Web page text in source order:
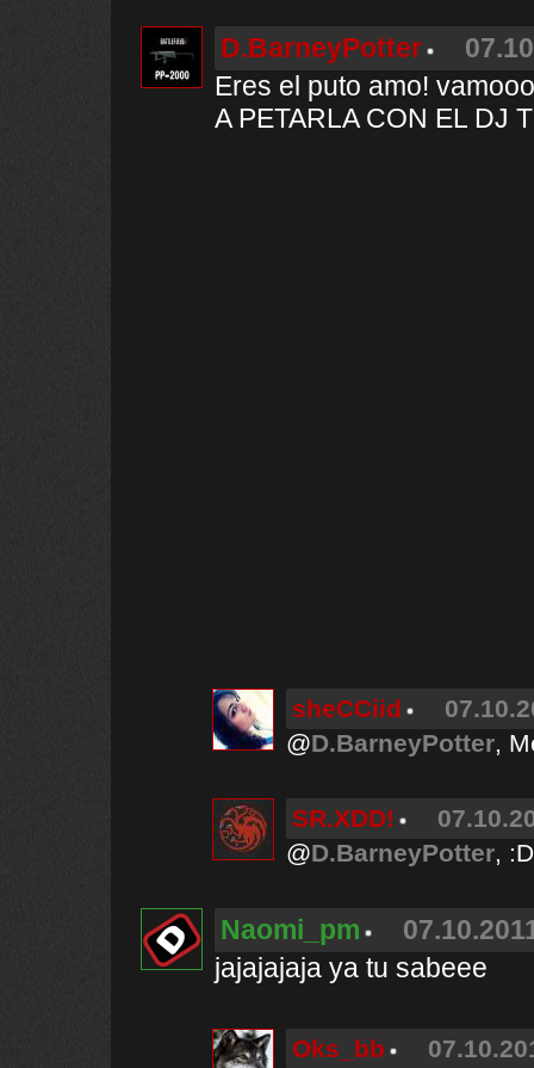
D.BarneyPotter
Eres el puto amo!
A PETARLA CON EL DJ
sheCCiid
@D.BarneyPotter,
SR.XDD!
@D.BarneyPotter,
Naomi_pm
jajajajaja ya tu sabeee
Oks_bb